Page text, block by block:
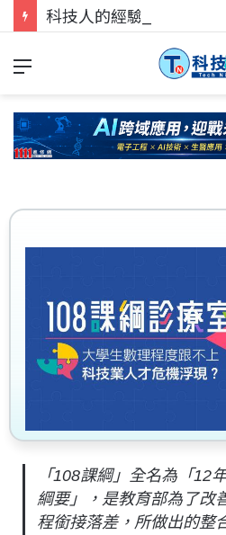
「108課綱」全名為「12
綱要」，是教育部為了改
程銜接落差，所做出的整